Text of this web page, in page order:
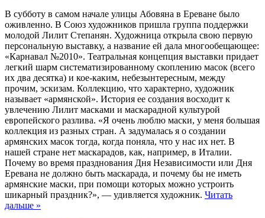
В субботу в самом начале улицы Абовяна в Ереване было
оживленно. В Союз художников пришла группа поддержки
молодой Лилит Степанян. Художница открыла свою первую
персональную выставку, а название ей дала многообещающее:
«Карнавал №2010». Театральная концепция выставки придает
легкий шарм систематизированному скоплению масок (всего
их два десятка) и кое-каким, небезынтересным, между
прочим, эскизам. Коллекцию, что характерно, художник
называет «армянской». История ее создания восходит к
увлечению Лилит масками и маскарадной культурой
европейского разлива. «Я очень люблю маски, у меня большая
коллекция из разных стран. А задумалась я о создании
армянских масок тогда, когда поняла, что у нас их нет. В
нашей стране нет маскарадов, как, например, в Италии.
Почему во время празднования Дня Независимости или Дня
Еревана не должно быть маскарада, и почему бы не иметь
армянские маски, при помощи которых можно устроить
шикарный праздник?», — удивляется художник. Читать
дальше »